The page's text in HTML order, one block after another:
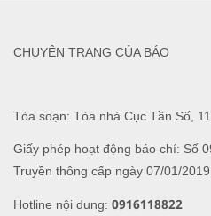
Tòa soạn: Tòa nhà Cục Tần Số,
Giấy phép hoạt động báo chí: Số
Truyền thông cấp ngày 07/01/2019.
Hotline nội dung: 0916118822
CHUYÊN TRANG CỦA BÁO